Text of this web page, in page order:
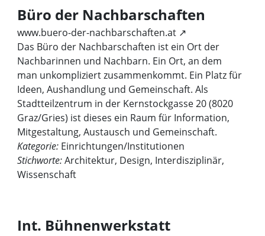
Büro der Nachbarschaften
www.buero-der-nachbarschaften.at ↗
Das Büro der Nachbarschaften ist ein Ort der
Nachbarinnen und Nachbarn. Ein Ort, an dem
man unkompliziert zusammenkommt. Ein Platz für
Ideen, Aushandlung und Gemeinschaft. Als
Stadtteilzentrum in der Kernstockgasse 20 (8020
Graz/Gries) ist dieses ein Raum für Information,
Mitgestaltung, Austausch und Gemeinschaft.
Kategorie: Einrichtungen/Institutionen
Stichworte:Architektur, Design, Interdisziplinär,
Wissenschaft
Int. Bühnenwerkstatt